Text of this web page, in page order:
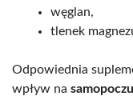
węglan,
tlenek
Odpowiednia
wpływ na